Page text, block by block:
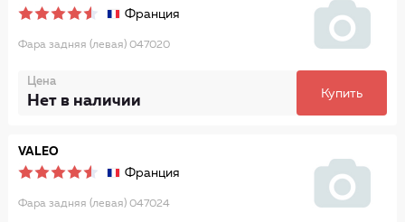
Франция
Фара задняя (левая) 047020
Цена
Нет в наличии Купить
VALEO
Франция
Фара задняя (левая) 047024